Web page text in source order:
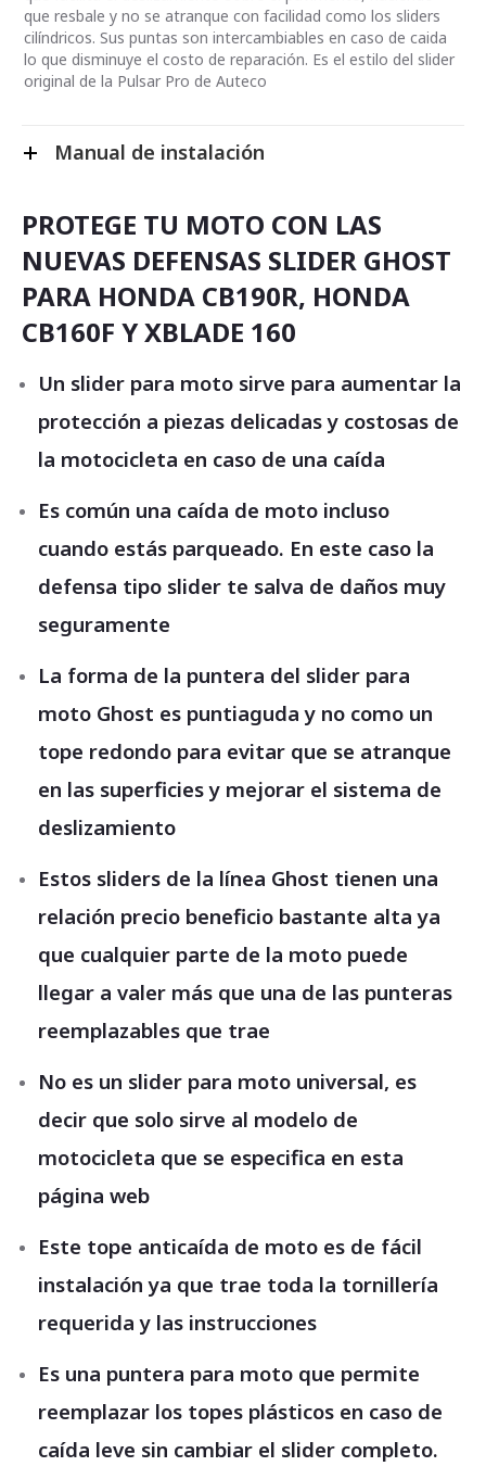
que resbale y no se atranque con facilidad como los sliders
cilíndricos. Sus puntas son intercambiables en caso de caida
lo que disminuye el costo de reparación. Es el estilo del slider
original de la Pulsar Pro de Auteco
Manual de instalación
PROTEGE TU MOTO CON LAS
NUEVAS DEFENSAS SLIDER GHOST
PARA HONDA CB190R, HONDA
CB160F Y XBLADE 160
Un slider para moto sirve para aumentar la
protección a piezas delicadas y costosas de
la motocicleta en caso de una caída
Es común una caída de moto incluso
cuando estás parqueado. En este caso la
defensa tipo slider te salva de daños muy
seguramente
La forma de la puntera del slider para
moto Ghost es puntiaguda y no como un
tope redondo para evitar que se atranque
en las superficies y mejorar el sistema de
deslizamiento
Estos sliders de la línea Ghost tienen una
relación precio beneficio bastante alta ya
que cualquier parte de la moto puede
llegar a valer más que una de las punteras
reemplazables que trae
No es un slider para moto universal, es
decir que solo sirve al modelo de
motocicleta que se especifica en esta
página web
Este tope anticaída de moto es de fácil
instalación ya que trae toda la tornillería
requerida y las instrucciones
Es una puntera para moto que permite
reemplazar los topes plásticos en caso de
caída leve sin cambiar el slider completo.